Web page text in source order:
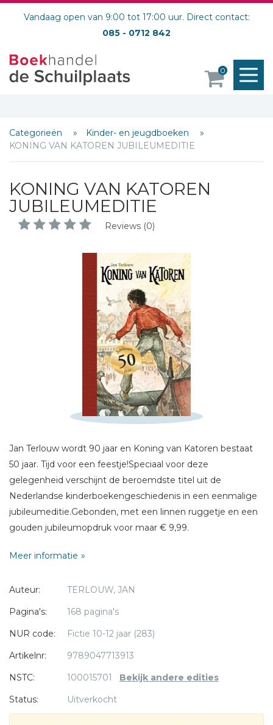
Vandaag open van 9:00 tot 17:00 uur. Direct contact:
085 - 0712 842
0
Categorieën
Kinder- en jeugdboeken
KONING VAN KATOREN JUBILEUMEDITIE
KONING VAN KATOREN
JUBILEUMEDITIE
Reviews (0)
Jan Terlouw wordt 90 jaar en Koning van Katoren bestaat
50 jaar. Tijd voor een feestje!Speciaal voor deze
gelegenheid verschijnt de beroemdste titel uit de
Nederlandse kinderboekengeschiedenis in een eenmalige
jubileumeditie.Gebonden, met een linnen ruggetje en een
gouden jubileumopdruk voor maar € 9,99.
Meer informatie
Auteur:
TERLOUW, JAN
Pagina's:
168 pagina's
NUR code:
Fictie 10-12 jaar (283)
Artikelnr:
9789047713913
NSTC:
100015701 Bekijk andere edities
Status:
Uitverkocht
Schrijf hieronder je review!
Bericht *